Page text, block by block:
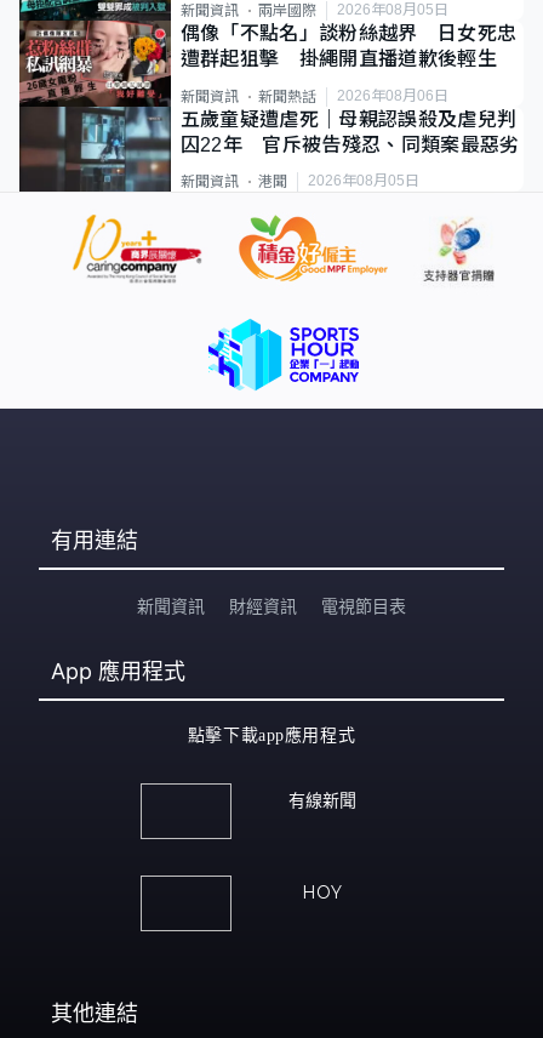
新聞資訊 兩岸國際 2026年08月05日
偶像「不點名」談粉絲越界 日女死忠
遭群起狙擊 掛繩開直播道歉後輕生
新聞資訊 新聞熱話 2026年08月06日
五歲童疑遭虐死｜母親認誤殺及虐兒判
囚22年 官斥被告殘忍、同類案最惡劣
新聞資訊 港聞 2026年08月05日
有用連結
新聞資訊 財經資訊 電視節目表
App 應用程式
點擊下載app應用程式
有線新聞
HOY
其他連結